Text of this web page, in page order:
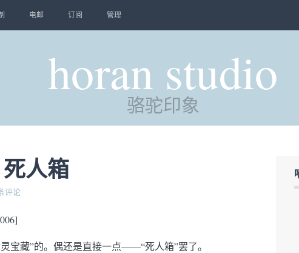
电邮 订阅 管理
horan studio
骆驼印象
人箱
评论
宝藏”的。偶还是直接一点——“死人箱”罢了。